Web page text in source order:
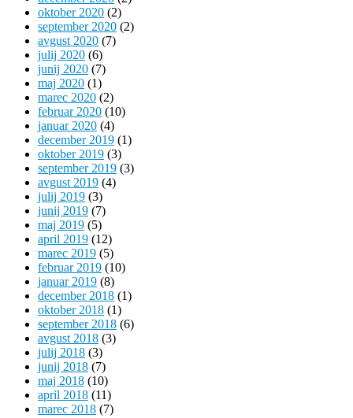
oktober 2020 (2)
september 2020 (2)
avgust 2020 (7)
julij 2020 (6)
junij 2020 (7)
maj 2020 (1)
marec 2020 (2)
februar 2020 (10)
januar 2020 (4)
december 2019 (1)
oktober 2019 (3)
september 2019 (3)
avgust 2019 (4)
julij 2019 (3)
junij 2019 (7)
maj 2019 (5)
april 2019 (12)
marec 2019 (5)
februar 2019 (10)
januar 2019 (8)
december 2018 (1)
oktober 2018 (1)
september 2018 (6)
avgust 2018 (3)
julij 2018 (3)
junij 2018 (7)
maj 2018 (10)
april 2018 (11)
marec 2018 (7)